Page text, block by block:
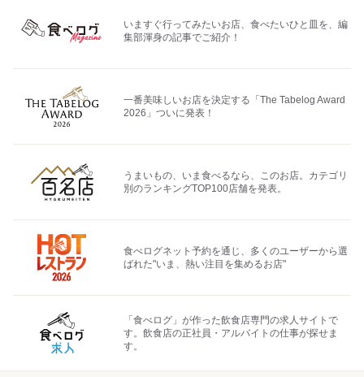
いますぐ行ってみたいお店、食べたいひと皿を、編
集部渾身の記事でご紹介！
一番美味しいお店を決定する「The Tabelog Award
2026」ついに発表！
うまいもの、いま食べるなら、このお店。カテゴリ
別のランキングTOP100店舗を発表。
食べログネット予約を通じ、多くのユーザーから選
ばれた"いま、熱い注目を集めるお店"
「食べログ」が作った飲食店専門の求人サイトで
す。飲食店の正社員・アルバイトの仕事が探せま
す。